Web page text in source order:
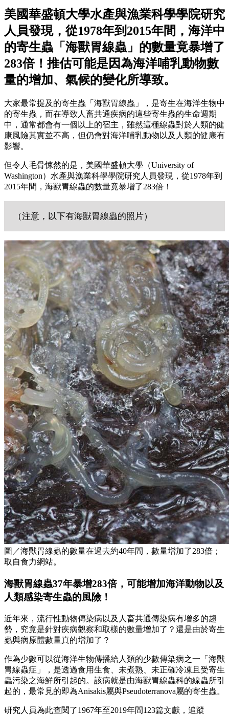
美國華盛頓大學水產與漁業科學學院研究
人員發現，從1978年到2015年間，海洋中
的寄生蟲「海獸胃線蟲」的數量竟暴增了
283倍！推估可能是因為海洋哺乳動物數
量的增加、氣候的變化所導致。
大家最常提及的寄生蟲「海獸胃線蟲」，是寄生在海洋生物中
的寄生蟲，而在導致人畜共通疾病的這些寄生蟲的生命週期
中，通常都會有一個以上的宿主，雖然這種線蟲對於人類的健
康風險其實並不高，但仍會對海洋哺乳動物以及人類的健康有
影響。
但令人毛骨悚然的是，美國華盛頓大學（University of
Washington）水產與漁業科學學院研究人員發現，從1978年到
2015年間，海獸胃線蟲的數量竟暴增了283倍！
（注意，以下有海獸胃線蟲的照片）
圖／海獸胃線蟲的數量在過去約40年間，數量增加了283倍；
取自食力網站。
海獸胃線蟲37年暴增283倍，可能增加海洋動物以及
人類感染寄生蟲的風險！
近年來，流行性動物傳染病以及人畜共通傳染病有增多的趨
勢，究竟是針對疾病觀察和取樣的數量增加了？還是由於寄生
蟲與病原體數量真的增加了？
作為少數可以從海洋生物傳播給人類的少數傳染病之一「海獸
胃線蟲症」，是透過食用生食、未煮熟、未正確冷凍且受寄生
蟲污染之海鮮所引起的。該病就是由海獸胃線蟲科的線蟲所引
起的，最常見的即為Anisakis屬與Pseudoterranova屬的寄生蟲。
研究人員為此查閱了1967年至2019年間123篇文獻，追蹤